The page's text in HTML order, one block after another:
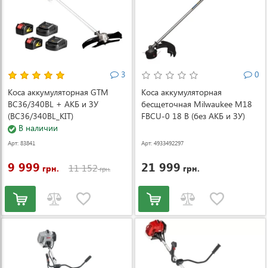
3
Коса аккумуляторная GTM
BC36/340BL + АКБ и ЗУ
(BC36/340BL_KIT)
В наличии
Арт: 83841
9 999 грн. 11 152грн.
0
Коса аккумуляторная
бесщеточная Milwaukee M18
FBCU-0 18 В (без АКБ и ЗУ)
Арт: 4933492297
21 999 грн.